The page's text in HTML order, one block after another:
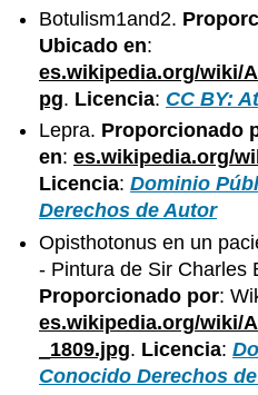
Botulism1and2.
Ubicado en:
es.wikipedia.org/wiki/
pg. Licencia: CC BY:
Lepra. Proporcionado
en:es.wikipedia.org/
Licencia:Dominio
Derechos de Autor
Opisthotonus en un
- Pintura de Sir Charles
Proporcionado por:
es.wikipedia.org/wiki/
_1809.jpg. Licencia:
Conocido Derechos